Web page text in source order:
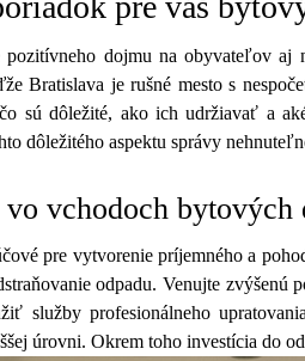
dojmu na obyvateľov
Bratislava je rušné mesto s
sú dôležité, ako ich udržiavať a
dôležitého aspektu správy
vchodoch bytových
pre vytvorenie príjemného a
odpadu. Venujte
služby profesionálneho
úrovni. Okrem toho investícia do